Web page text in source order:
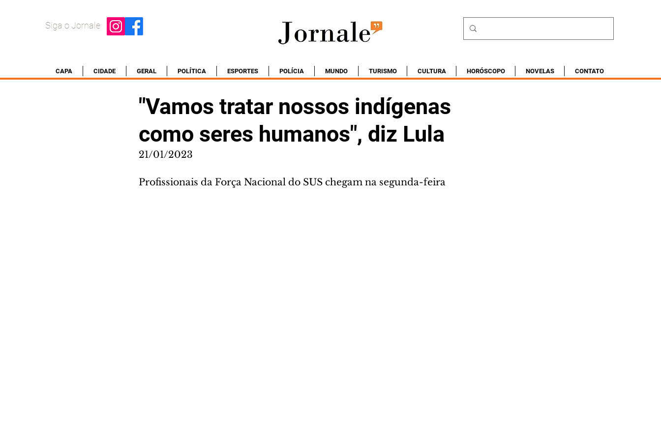
Siga o Jornale
CAPA CIDADE GERAL POLÍTICA ESPORTES POLÍCIA MUNDO TURISMO CULTURA HORÓSCOPO NOVELAS CONTATO
"Vamos tratar nossos indígenas
como seres humanos", diz Lula
21/01/2023
Profissionais da Força Nacional do SUS chegam na segunda-feira